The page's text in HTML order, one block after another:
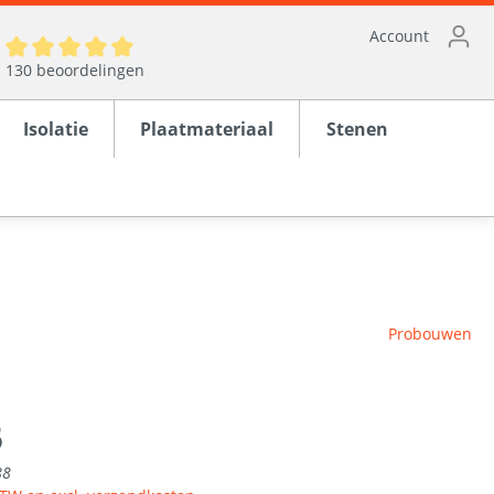
130 beoordelingen
Account
Isolatie Plaatmateriaal Stenen
Probouwen